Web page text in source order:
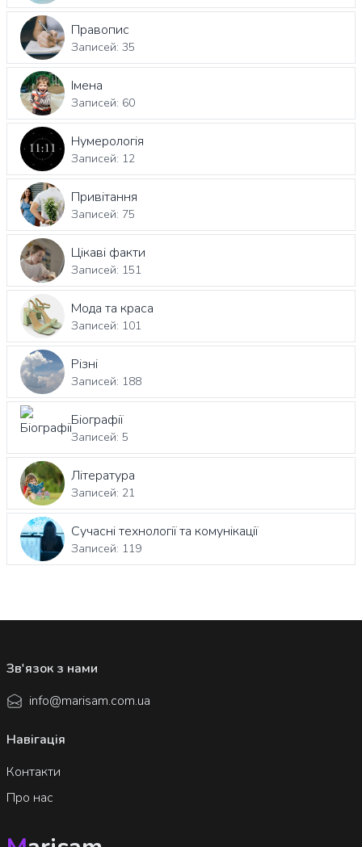
Правопис
Записей: 35
Імена
Записей: 60
Нумерологія
Записей: 12
Привітання
Записей: 75
Цікаві факти
Записей: 151
Мода та краса
Записей: 101
Різні
Записей: 188
Біографії
Записей: 5
Література
Записей: 21
Сучасні технології та комунікації
Записей: 119
Навігація
Контакти
Про нас
Зв'язок з нами
info@marisam.com.ua